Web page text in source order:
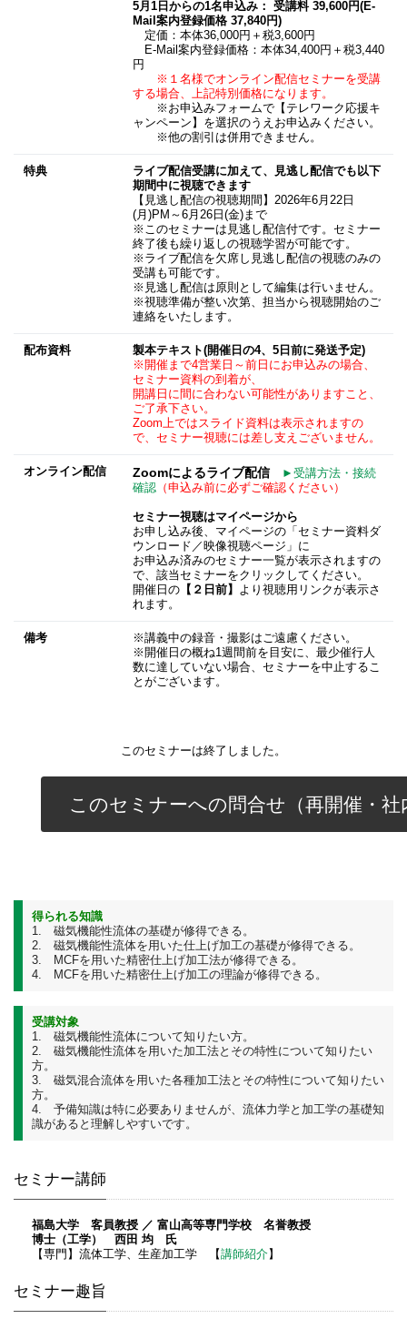
5月1日からの1名申込み： 受講料 39,600円(E-
Mail案内登録価格 37,840円)
定価：本体36,000円＋税3,600円
E-Mail案内登録価格：本体34,400円＋税3,440
円
※１名様でオンライン配信セミナーを受講
する場合、上記特別価格になります。
※お申込みフォームで【テレワーク応援キ
ャンペーン】を選択のうえお申込みください。
※他の割引は併用できません。
特典
ライブ配信受講に加えて、見逃し配信でも以下
期間中に視聴できます
【見逃し配信の視聴期間】2026年6月22日
(月)PM～6月26日(金)まで
※このセミナーは見逃し配信付です。セミナー
終了後も繰り返しの視聴学習が可能です。
※ライブ配信を欠席し見逃し配信の視聴のみの
受講も可能です。
※見逃し配信は原則として編集は行いません。
※視聴準備が整い次第、担当から視聴開始のご
連絡をいたします。
配布資料
製本テキスト(開催日の4、5日前に発送予定)
※開催まで4営業日～前日にお申込みの場合、
セミナー資料の到着が、
開講日に間に合わない可能性がありますこと、
ご了承下さい。
Zoom上ではスライド資料は表示されますの
で、セミナー視聴には差し支えございません。
オンライン配信 Zoomによるライブ配信
►受講方法・接続
確認（申込み前に必ずご確認ください）
セミナー視聴はマイページから
お申し込み後、マイページの「セミナー資料ダ
ウンロード／映像視聴ページ」に
お申込み済みのセミナー一覧が表示されますの
で、該当セミナーをクリックしてください。
開催日の【２日前】
より視聴用リンクが表示さ
れます。
備考
※講義中の録音・撮影はご遠慮ください。
※開催日の概ね1週間前を目安に、最少催行人
数に達していない場合、セミナーを中止するこ
とがございます。
このセミナーは終了しました。
このセミナーへの問合せ（再開催・社
得られる知識
1. 磁気機能性流体の基礎が修得できる。
2. 磁気機能性流体を用いた仕上げ加工の基礎が修得できる。
3. MCFを用いた精密仕上げ加工法が修得できる。
4. MCFを用いた精密仕上げ加工の理論が修得できる。
受講対象
1. 磁気機能性流体について知りたい方。
2. 磁気機能性流体を用いた加工法とその特性について知りたい
方。
3. 磁気混合流体を用いた各種加工法とその特性について知りたい
方。
4. 予備知識は特に必要ありませんが、流体力学と加工学の基礎知
識があると理解しやすいです。
セミナー講師
福島大学 客員教授 ／ 富山高等専門学校 名誉教授
博士（工学） 西田 均 氏
【専門】流体工学、生産加工学 【講師紹介】
セミナー趣旨